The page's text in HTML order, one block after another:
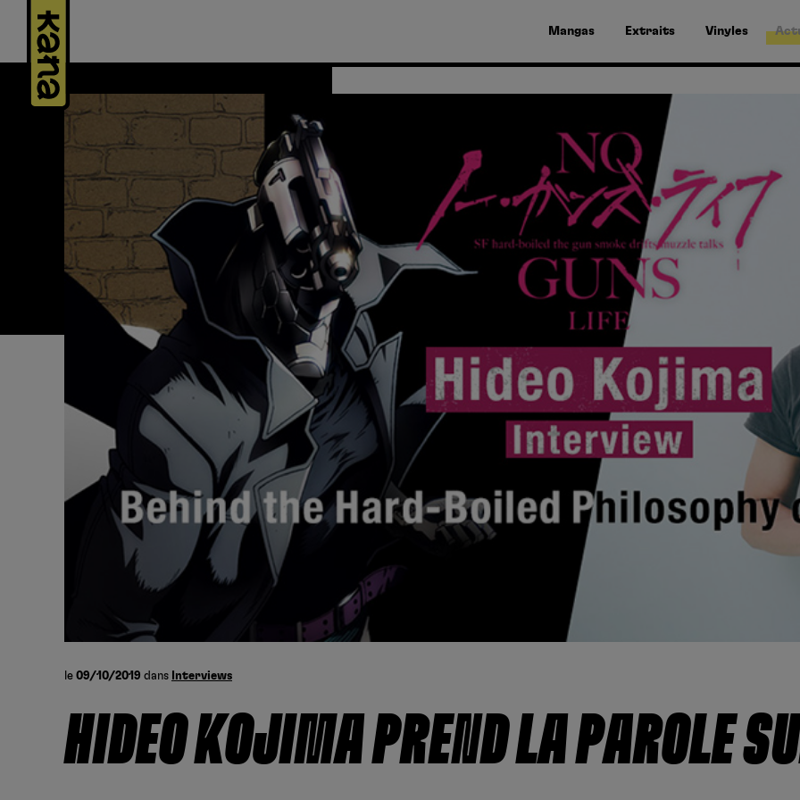
Mangas Extraits Vinyles
le 09/10/2019 dans Interviews
HIDEO KOJIMA PREND LA PAROLE
Panneau de gestion des cookies